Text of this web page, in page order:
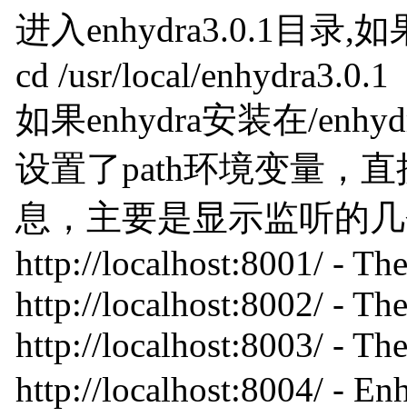
进入enhydra3.0.1目录,如
cd /usr/local/enhydra3.0.1
如果enhydra安装在/
设置了path环境变量，
息，主要是显示监听的
http://localhost:8001/ -
http://localhost:8002/ -
http://localhost:8003/ -
http://localhost:8004/ -